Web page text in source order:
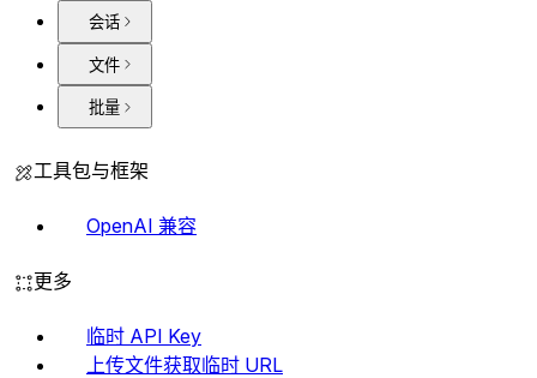
会话
文件
批量
工具包与框架
OpenAI 兼容
更多
临时 API Key
上传文件获取临时 URL